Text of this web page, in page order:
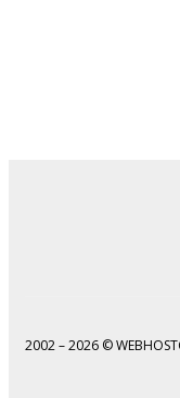
2002 – 2026 ©